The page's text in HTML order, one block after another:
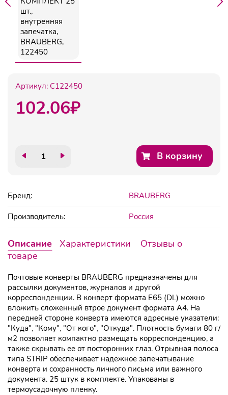
Артикул: C122450
102.06₽
В корзину
Бренд: BRAUBERG
Производитель: Россия
Описание Характеристики
Отзывы о
товаре
Почтовые конверты BRAUBERG предназначены для
рассылки документов, журналов и другой
корреспонденции. В конверт формата Е65 (DL) можно
вложить сложенный втрое документ формата А4. На
передней стороне конверта имеются адресные указатели:
"Куда", "Кому", "От кого", "Откуда". Плотность бумаги 80 г/
м2 позволяет компактно размещать корреспонденцию, а
также скрывать ее от посторонних глаз. Отрывная полоса
типа STRIP обеспечивает надежное запечатывание
конверта и сохранность личного письма или важного
документа. 25 штук в комплекте. Упакованы в
термоусадочную пленку.